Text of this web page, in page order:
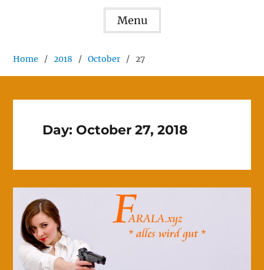
Menu
Home 2018 October 27
Day: October 27, 2018